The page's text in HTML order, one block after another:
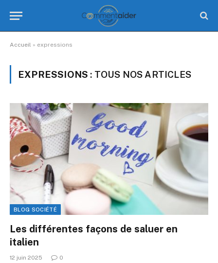
Accueil » expressions
EXPRESSIONS : TOUS NOS ARTICLES
BLOG SOCIÉTÉ
Les différentes façons de saluer en
italien
12 juin 2025 0